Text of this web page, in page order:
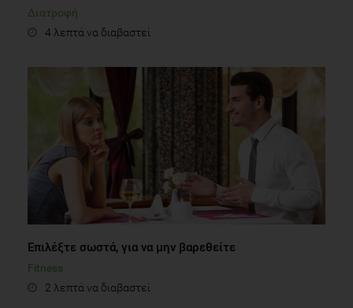
Διατροφή
4 λεπτά να διαβαστεί
Επιλέξτε σωστά, για να μην βαρεθείτε
Fitness
2 λεπτά να διαβαστεί